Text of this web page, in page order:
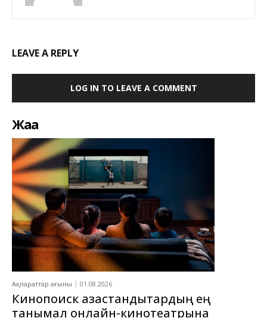
LEAVE A REPLY
LOG IN TO LEAVE A COMMENT
Жаңа
Ақпараттар ағыны 01.08.2026
Кинопоиск қазақстандықтардың ең
танымал онлайн-кинотеатрына